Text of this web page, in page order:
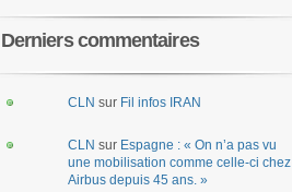
Derniers commentaires
CLN sur Fil infos IRAN
CLN sur Espagne : « On n’a pas vu
une mobilisation comme celle-ci chez
Airbus depuis 45 ans. »